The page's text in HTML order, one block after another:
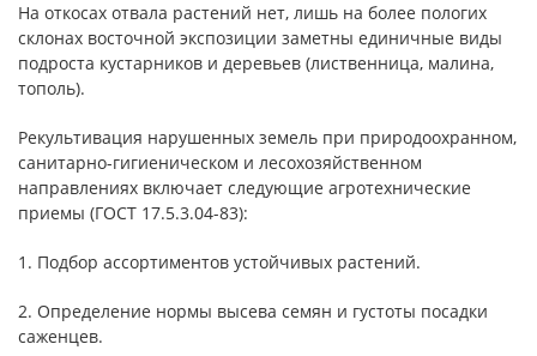
На откосах отвала растений нет, лишь на более пологих
склонах восточной экспозиции заметны единичные виды
подроста кустарников и деревьев (лиственница, малина,
тополь).
Рекультивация нарушенных земель при природоохранном,
санитарно-гигиеническом и лесохозяйственном
направлениях включает следующие агротехнические
приемы (ГОСТ 17.5.3.04-83):
1. Подбор ассортиментов устойчивых растений.
2. Определение нормы высева семян и густоты посадки
саженцев.